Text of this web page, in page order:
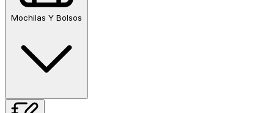
Mochilas Y Bolsos